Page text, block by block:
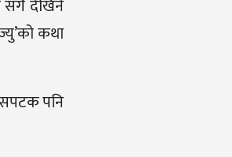
सँगै देखिने
कथा
पनि